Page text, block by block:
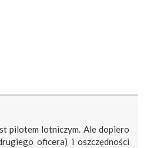
pilotem lotniczym. Ale dopiero
oficera) i oszczędności